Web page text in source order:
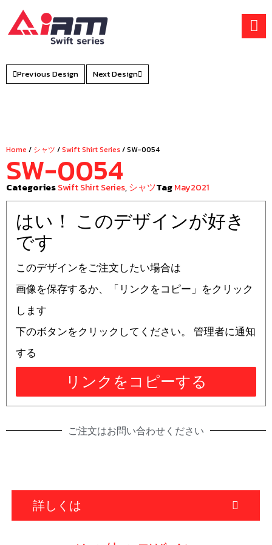
content
Previous Design Next Design
Home / シャツ /Swift Shirt Series/ SW-0054
SW-0054
CategoriesSwift Shirt Series,シャツTagMay2021
はい！ このデザインが好き
です
このデザインをご注文したい場合は
画像を保存するか、「リンクをコピー」をクリック
します
下のボタンをクリックしてください。 管理者に通知
する
リンクをコピーする
ご注文はお問い合わせください
詳しくは